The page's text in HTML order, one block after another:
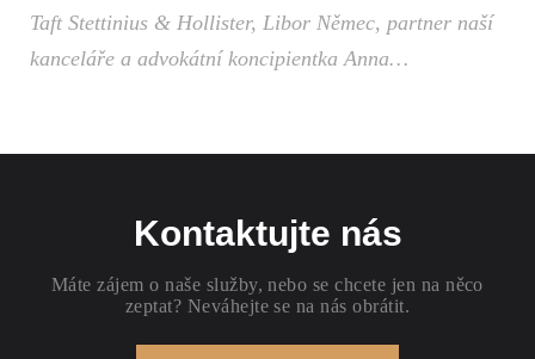
Taft Stettinius & Hollister, Libor Němec, partner naší
kanceláře a advokátní koncipientka Anna…
Kontaktujte nás
Máte zájem o naše služby, nebo se chcete jen na něco
zeptat? Neváhejte se na nás obrátit.